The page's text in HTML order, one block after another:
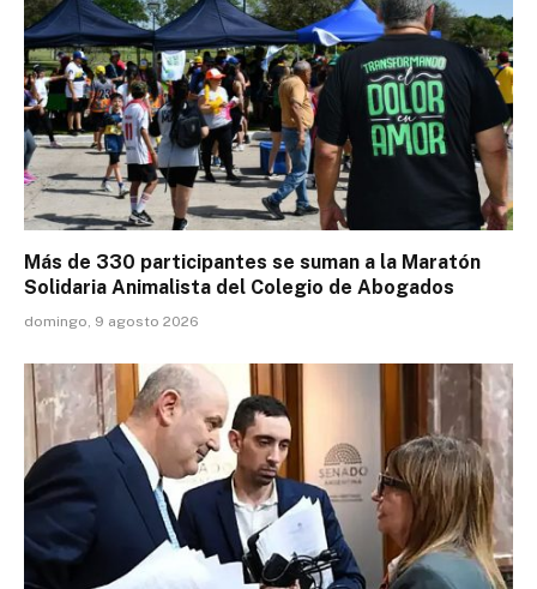
Más de 330 participantes se suman a la Maratón
Solidaria Animalista del Colegio de Abogados
domingo, 9 agosto 2026